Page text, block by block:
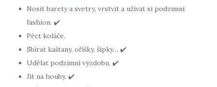
Nosit barety a svetry, vrstvit a užívat si podzimní
fashion. ✔️
Péct koláče.
Sbírat kaštany, oříšky, šípky… ✔️
Udělat podzimní výzdobu. ✔️
Jít na houby. ✔️